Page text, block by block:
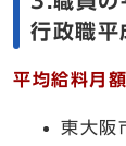
行政職
平均給料月額
東大